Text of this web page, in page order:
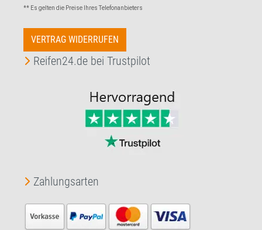
** Es gelten die Preise Ihres Telefonanbieters
VERTRAG WIDERRUFEN
Reifen24.de bei Trustpilot
Zahlungsarten